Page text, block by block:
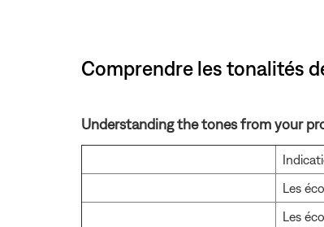
Comprendre les tonalités
Understanding the tones from your
Les
Les